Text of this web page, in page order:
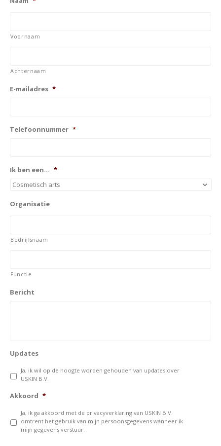
Voornaam
Achternaam
E-mailadres *
Telefoonnummer *
Ik ben een... *
Organisatie
Bedrijfsnaam
Functie
Bericht
Updates
Ja, ik wil op de hoogte worden gehouden van updates over
USKIN B.V.
Akkoord *
Ja, ik ga akkoord met de privacyverklaring van USKIN B.V.
omtrent het gebruik van mijn persoonsgegevens wanneer ik
mijn gegevens verstuur.